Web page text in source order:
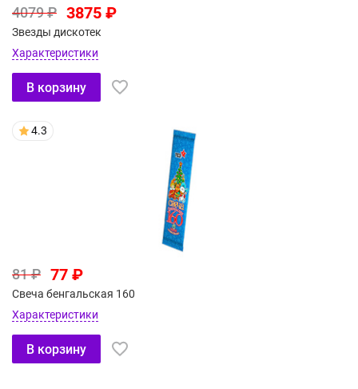
4079 ₽ 3875 ₽
Звезды дискотек
Характеристики
В корзину
4.3
81 ₽ 77 ₽
Свеча бенгальская 160
Характеристики
В корзину